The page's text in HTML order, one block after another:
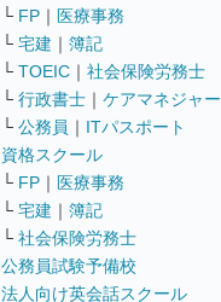
└ FP ｜ 医療事務
└ 宅建 ｜ 簿記
└ TOEIC ｜ 社会保険労務士
└ 行政書士 ｜ ケアマネジャー
└ 公務員 ｜ ITパスポート
資格スクール
└ FP ｜ 医療事務
└ 宅建 ｜ 簿記
└ 社会保険労務士
公務員試験予備校
法人向け英会話スクール